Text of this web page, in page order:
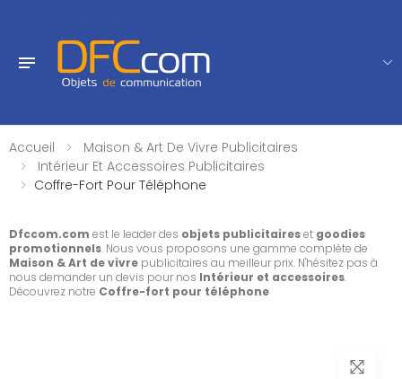
Accueil
Maison & Art De Vivre Publicitaires
Intérieur Et Accessoires Publicitaires
Coffre-Fort Pour Téléphone
Dfccom.com est le leader des objets publicitaireset goodies
promotionnels. Nous vous proposons une gamme complète de
Maison & Art de vivre publicitaires au meilleur prix. N'hésitez pas à
nous demander un devis pour nos Intérieur et accessoires.
Découvrez notre Coffre-fort pour téléphone